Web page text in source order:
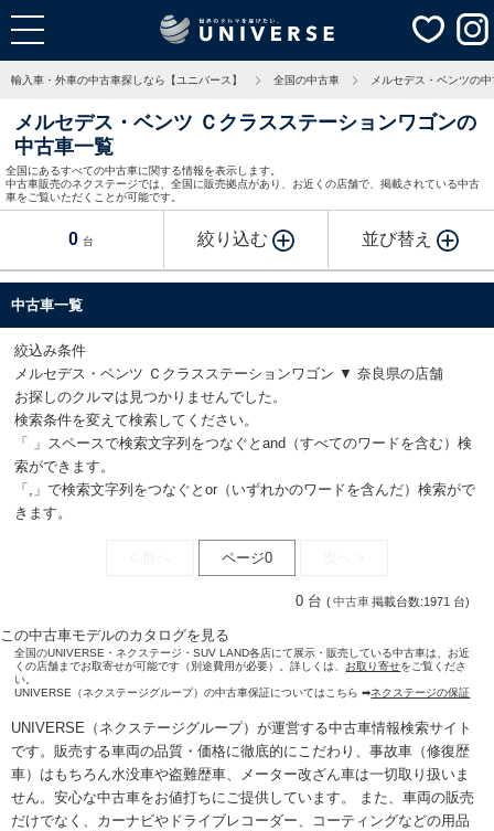
輸入車・外車の中古車探しなら【ユニバース】 全国の中古車 メルセデス・ベンツの
メルセデス・ベンツ Ｃクラスステーションワゴンの
中古車一覧
全国にあるすべての中古車に関する情報を表示します。
中古車販売のネクステージでは、全国に販売拠点があり、お近くの店舗で、掲載されている中古
車をご覧いただくことが可能です。
0 台 絞り込む 並び替え
中古車一覧
絞込み条件
メルセデス・ベンツ Ｃクラスステーションワゴン ▼ 奈良県の店舗
お探しのクルマは見つかりませんでした。
検索条件を変えて検索してください。
「 」スペースで検索文字列をつなぐとand（すべてのワードを含む）検
索ができます。
「,」で検索文字列をつなぐとor（いずれかのワードを含んだ）検索がで
きます。
ページ0
0 台 (中古車掲載台数:1971 台)
この中古車モデルのカタログを見る
全国のUNIVERSE・ネクステージ・SUV LAND各店にて展示・販売している中古車は、お近
くの店舗までお取寄せが可能です（別途費用が必要）。詳しくは、 お取り寄せをご覧くださ
い。
UNIVERSE（ネクステージグループ）の中古車保証についてはこちら ➡ネクステージの保証
UNIVERSE（ネクステージグループ）が運営する中古車情報検索サイト
です。販売する車両の品質・価格に徹底的にこだわり、事故車（修復歴
車）はもちろん水没車や盗難歴車、メーター改ざん車は一切取り扱いま
せん。安心な中古車をお値打ちにご提供しています。 また、車両の販売
だけでなく、カーナビやドライブレコーダー、コーティングなどの用品